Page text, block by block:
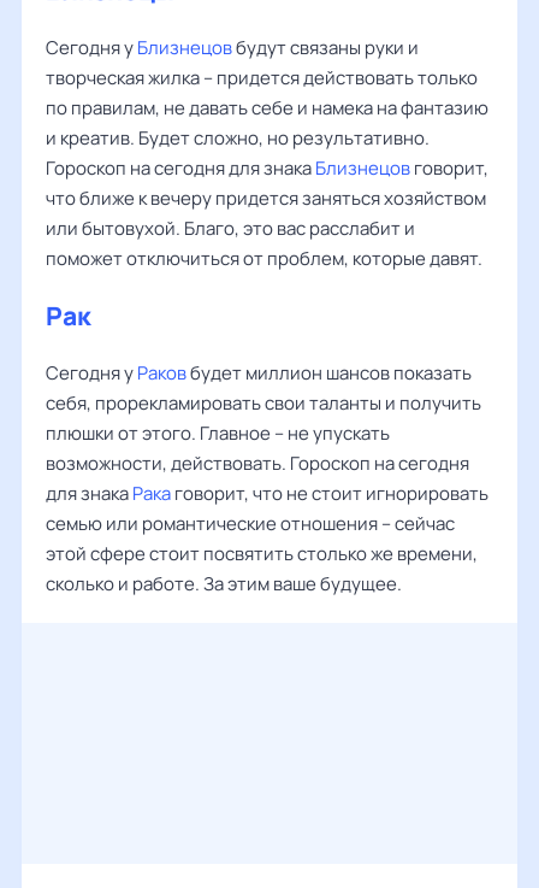
Сегодня уБлизнецовбудут связаны руки и
творческая жилка – придется действовать только
по правилам, не давать себе и намека на фантазию
и креатив. Будет сложно, но результативно.
Гороскоп на сегодня для знакаБлизнецовговорит,
что ближе к вечеру придется заняться хозяйством
или бытовухой. Благо, это вас расслабит и
поможет отключиться от проблем, которые давят.
Рак
Сегодня уРаковбудет миллион шансов показать
себя, прорекламировать свои таланты и получить
плюшки от этого. Главное – не упускать
возможности, действовать. Гороскоп на сегодня
для знакаРакаговорит, что не стоит игнорировать
семью или романтические отношения – сейчас
этой сфере стоит посвятить столько же времени,
сколько и работе. За этим ваше будущее.